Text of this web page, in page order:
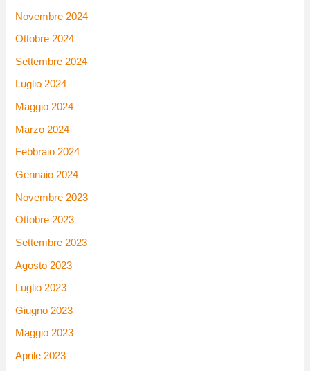
Novembre 2024
Ottobre 2024
Settembre 2024
Luglio 2024
Maggio 2024
Marzo 2024
Febbraio 2024
Gennaio 2024
Novembre 2023
Ottobre 2023
Settembre 2023
Agosto 2023
Luglio 2023
Giugno 2023
Maggio 2023
Aprile 2023